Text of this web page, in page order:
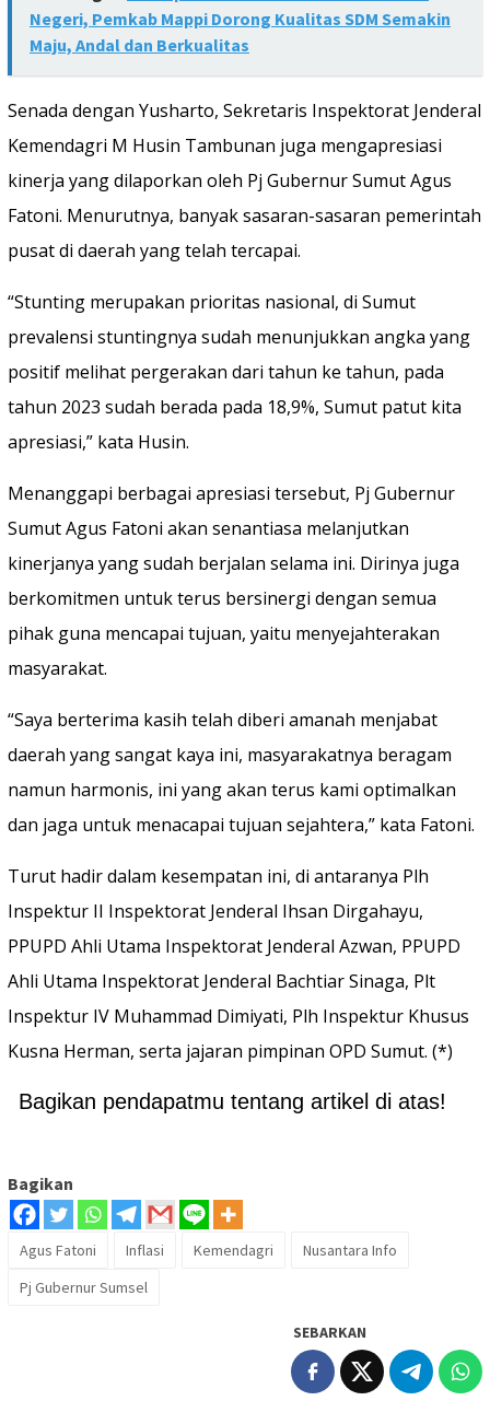
Negeri, Pemkab Mappi Dorong Kualitas SDM Semakin
Maju, Andal dan Berkualitas
Senada dengan Yusharto, Sekretaris Inspektorat Jenderal
Kemendagri M Husin Tambunan juga mengapresiasi
kinerja yang dilaporkan oleh Pj Gubernur Sumut Agus
Fatoni. Menurutnya, banyak sasaran-sasaran pemerintah
pusat di daerah yang telah tercapai.
“Stunting merupakan prioritas nasional, di Sumut
prevalensi stuntingnya sudah menunjukkan angka yang
positif melihat pergerakan dari tahun ke tahun, pada
tahun 2023 sudah berada pada 18,9%, Sumut patut kita
apresiasi,” kata Husin.
Menanggapi berbagai apresiasi tersebut, Pj Gubernur
Sumut Agus Fatoni akan senantiasa melanjutkan
kinerjanya yang sudah berjalan selama ini. Dirinya juga
berkomitmen untuk terus bersinergi dengan semua
pihak guna mencapai tujuan, yaitu menyejahterakan
masyarakat.
“Saya berterima kasih telah diberi amanah menjabat
daerah yang sangat kaya ini, masyarakatnya beragam
namun harmonis, ini yang akan terus kami optimalkan
dan jaga untuk menacapai tujuan sejahtera,” kata Fatoni.
Turut hadir dalam kesempatan ini, di antaranya Plh
Inspektur II Inspektorat Jenderal Ihsan Dirgahayu,
PPUPD Ahli Utama Inspektorat Jenderal Azwan, PPUPD
Ahli Utama Inspektorat Jenderal Bachtiar Sinaga, Plt
Inspektur IV Muhammad Dimiyati, Plh Inspektur Khusus
Kusna Herman, serta jajaran pimpinan OPD Sumut. (*)
Bagikan pendapatmu tentang artikel di atas!
Bagikan
Agus Fatoni Inflasi Kemendagri
Nusantara Info
Pj Gubernur Sumsel
SEBARKAN